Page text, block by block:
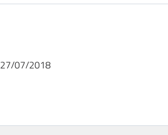
27/07/2018